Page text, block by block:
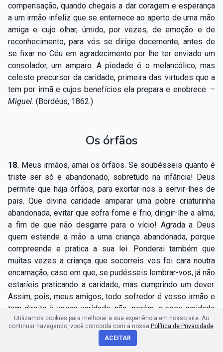
compensação, quando chegais a dar coragem e esperança
a um irmão infeliz que se enternece ao aperto de uma mão
amiga e cujo olhar, úmido, por vezes, de emoção e de
reconhecimento, para vós se dirige docemente, antes de
se fixar no Céu em agradecimento por lhe ter enviado um
consolador, um amparo. A piedade é o melancólico, mas
celeste precursor da caridade, primeira das virtudes que a
tem por irmã e cujos benefícios ela prepara e enobrece. –
Miguel. (Bordéus, 1862.)
Os órfãos
18. Meus irmãos, amai os órfãos. Se soubésseis quanto é
triste ser só e abandonado, sobretudo na infância! Deus
permite que haja órfãos, para exortar-nos a servir-lhes de
pais. Que divina caridade amparar uma pobre criaturinha
abandonada, evitar que sofra fome e frio, dirigir-lhe a alma,
a fim de que não desgarre para o vício! Agrada a Deus
quem estende a mão a uma criança abandonada, porque
compreende e pratica a sua lei. Ponderai também que
muitas vezes a criança que socorreis vos foi cara noutra
encarnação, caso em que, se pudésseis lembrar-vos, já não
estaríeis praticando a caridade, mas cumprindo um dever.
Assim, pois, meus amigos, todo sofredor é vosso irmão e
tem direito à vossa caridade; não, porém, a essa caridade
que magoa o coração, não a essa esmola que queima a
mão em que cai, pois freqüentemente bem amargos são os
vossos óbolos! Quantas vezes seriam eles recusados, se
Utilizamos cookies para melhorar a sua experiência em nosso site. Ao
continuar navegando, você concorda com a nossa Política de Privacidade.
ACEITAR